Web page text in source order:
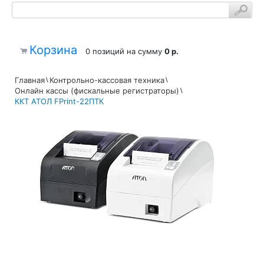
Корзина 0 позиций на сумму 0 р.
Главная Контрольно-кассовая техника
Онлайн кассы (фискальные регистраторы)
ККТ АТОЛ FPrint-22ПТК